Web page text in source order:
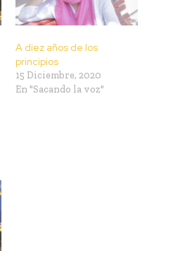
A diez años de los
principios
15 Diciembre, 2020
En "Sacando la voz"